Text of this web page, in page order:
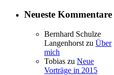
Neueste Kommentare
Bernhard Schulze
Langenhorst zu Über
mich
Tobias zu Neue
Vorträge in 2015